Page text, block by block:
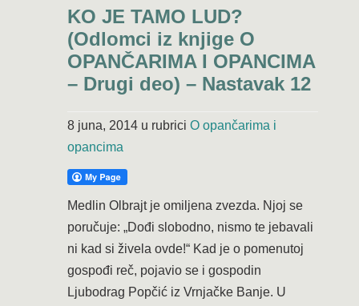
KO JE TAMO LUD?
(Odlomci iz knjige O
OPANČARIMA I OPANCIMA
– Drugi deo) – Nastavak 12
8 juna, 2014 u rubrici O opančarima i
opancima
Medlin Olbrajt je omiljena zvezda. Njoj se
poručuje: „Dođi slobodno, nismo te jebavali
ni kad si živela ovde!“ Kad je o pomenutoj
gospođi reč, pojavio se i gospodin
Ljubodrag Popčić iz Vrnjačke Banje. U